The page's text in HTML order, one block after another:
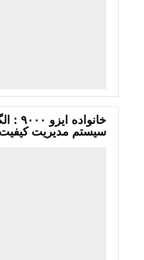
خانواده
سیستم مدیریت